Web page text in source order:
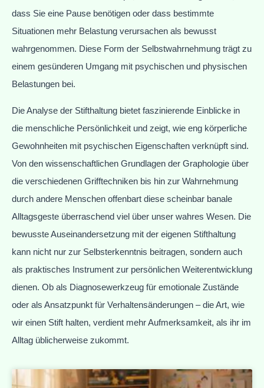
dass Sie eine Pause benötigen oder dass bestimmte
Situationen mehr Belastung verursachen als bewusst
wahrgenommen. Diese Form der Selbstwahrnehmung trägt zu
einem gesünderen Umgang mit psychischen und physischen
Belastungen bei.
Die Analyse der Stifthaltung bietet faszinierende Einblicke in
die menschliche Persönlichkeit und zeigt, wie eng körperliche
Gewohnheiten mit psychischen Eigenschaften verknüpft sind.
Von den wissenschaftlichen Grundlagen der Graphologie über
die verschiedenen Grifftechniken bis hin zur Wahrnehmung
durch andere Menschen offenbart diese scheinbar banale
Alltagsgeste überraschend viel über unser wahres Wesen. Die
bewusste Auseinandersetzung mit der eigenen Stifthaltung
kann nicht nur zur Selbsterkenntnis beitragen, sondern auch
als praktisches Instrument zur persönlichen Weiterentwicklung
dienen. Ob als Diagnosewerkzeug für emotionale Zustände
oder als Ansatzpunkt für Verhaltensänderungen – die Art, wie
wir einen Stift halten, verdient mehr Aufmerksamkeit, als ihr im
Alltag üblicherweise zukommt.